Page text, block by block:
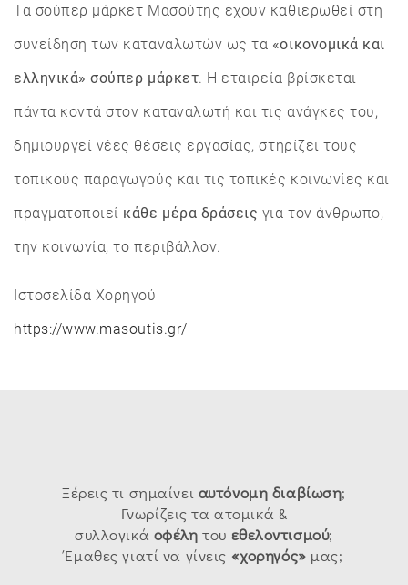
Τα σούπερ μάρκετ Μασούτης έχουν καθιερωθεί στη
συνείδηση των καταναλωτών ως τα «οικονομικά και
ελληνικά» σούπερ μάρκετ. H εταιρεία βρίσκεται
πάντα κοντά στον καταναλωτή και τις ανάγκες του,
δημιουργεί νέες θέσεις εργασίας, στηρίζει τους
τοπικούς παραγωγούς και τις τοπικές κοινωνίες και
πραγματοποιεί κάθε μέρα δράσεις για τον άνθρωπο,
την κοινωνία, το περιβάλλον.
Ιστοσελίδα Χορηγού
https://www.masoutis.gr/
Ξέρεις τι σημαίνει αυτόνομη διαβίωση;
Γνωρίζεις τα ατομικά &
συλλογικά οφέλη του εθελοντισμού;
Έμαθες γιατί να γίνεις «χορηγός» μας;